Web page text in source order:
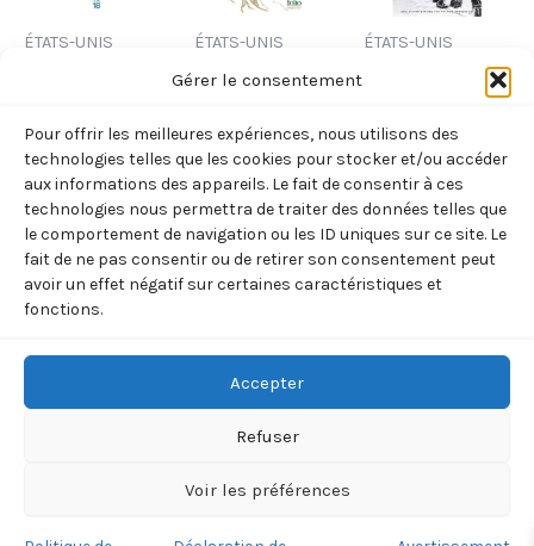
Gérer le consentement
Pour offrir les meilleures expériences, nous utilisons des
technologies telles que les cookies pour stocker et/ou accéder
aux informations des appareils. Le fait de consentir à ces
technologies nous permettra de traiter des données telles que
le comportement de navigation ou les ID uniques sur ce site. Le
fait de ne pas consentir ou de retirer son consentement peut
avoir un effet négatif sur certaines caractéristiques et
fonctions.
Accepter
Refuser
Voir les préférences
ÉTATS-UNIS
(WILLIAMS
JOHN)
8,30€ TTC
Ajouter
au
panier
ÉTATS-UNIS
JUIN DANS LA
3,50 € TTC
Ajouter
au
panier
ÉTATS-UNIS
VOYAGE DE
SHACKLETON
(LANSING
ALFRED)
9,90€ TTC
au